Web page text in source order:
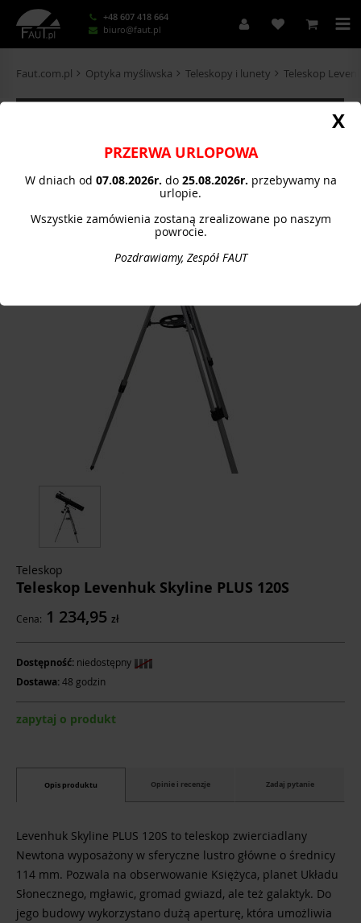
+48 607 418 664
biuro@faut.pl
Faut.com.pl Optyka myśliwska Teleskopy i lunety Teleskop
Teleskop
Teleskop Levenhuk Skyline PLUS 120S
Cena: 1 234,95 zł
Dostępność: niedostępny
Dostawa:48 godzin
zapytaj o produkt
Opis produktu Opinie i recenzje Zadaj pytanie
Levenhuk Skyline PLUS 120S to teleskop zwierciadlany
Newtona wyposażony w sferyczne lustro główne o średnicy
114 mm. Pozwala na obserwowanie Księżyca, planet Układu
Słonecznego, mgławic, gromad gwiazd, ale też galaktyk. Do
jego budowy wykorzystano dużą aperturę, która umożliwia
PRZERWA URLOPOWA
W dniach od 07.08.2026r. do 25.08.2026r. przebywamy na
urlopie.
Wszystkie zamówienia zostaną zrealizowane po naszym
powrocie.
Pozdrawiamy, Zespół FAUT
X